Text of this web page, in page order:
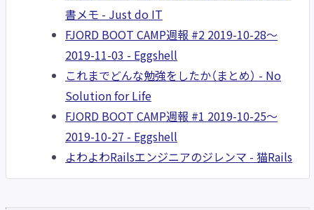
書メモ - Just do IT
FJORD BOOT CAMP週報 #2 2019-10-28〜
2019-11-03 - Eggshell
これまでどんな勉強をしたか（まとめ） - No
Solution for Life
FJORD BOOT CAMP週報 #1 2019-10-25〜
2019-10-27 - Eggshell
よわよわRailsエンジニアのジレンマ - 猫Rails